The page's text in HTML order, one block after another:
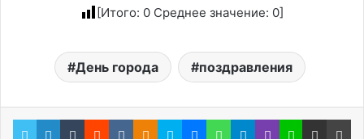
[Итого: 0 Среднее значение: 0]
День города поздравления
TwitterLinkedInTumblrRedditВконтакте
Одноклассники
SkypeMessenger
WhatsApp
Telegram
ViberLine Поделиться через электронную почту